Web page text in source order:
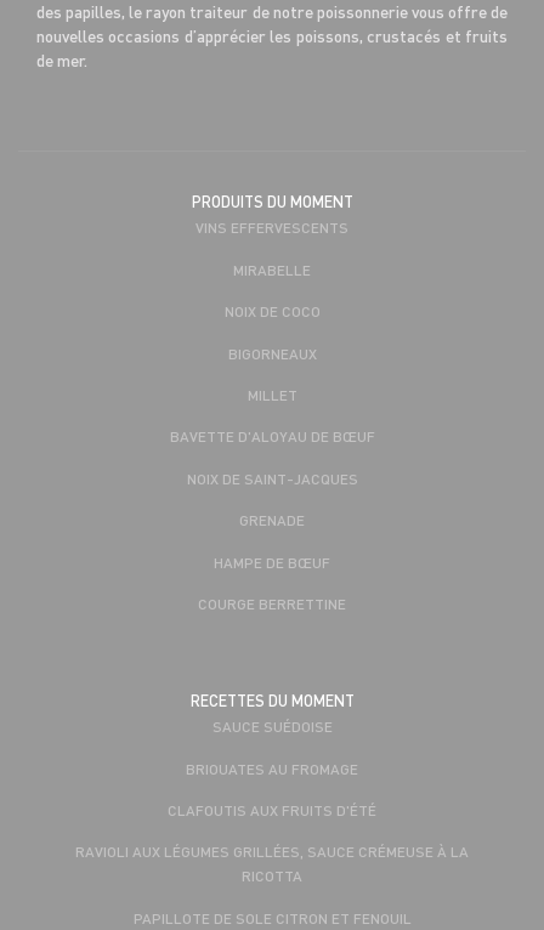
des papilles, le rayon traiteur de notre poissonnerie vous offre de
nouvelles occasions d’apprécier les poissons, crustacés et fruits
de mer.
PRODUITS DU MOMENT
VINS EFFERVESCENTS
MIRABELLE
NOIX DE COCO
BIGORNEAUX
MILLET
BAVETTE D'ALOYAU DE BŒUF
NOIX DE SAINT-JACQUES
GRENADE
HAMPE DE BŒUF
COURGE BERRETTINE
RECETTES DU MOMENT
SAUCE SUÉDOISE
BRIOUATES AU FROMAGE
CLAFOUTIS AUX FRUITS D'ÉTÉ
RAVIOLI AUX LÉGUMES GRILLÉES, SAUCE CRÉMEUSE À LA
RICOTTA
PAPILLOTE DE SOLE CITRON ET FENOUIL